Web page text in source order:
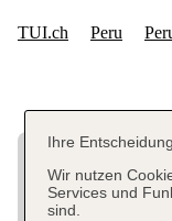
Ihre
Wir nutzen
Services und
sind.